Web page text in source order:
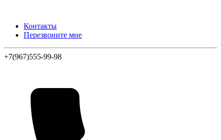
Контакты
Перезвоните мне
+7(967)555-99-98